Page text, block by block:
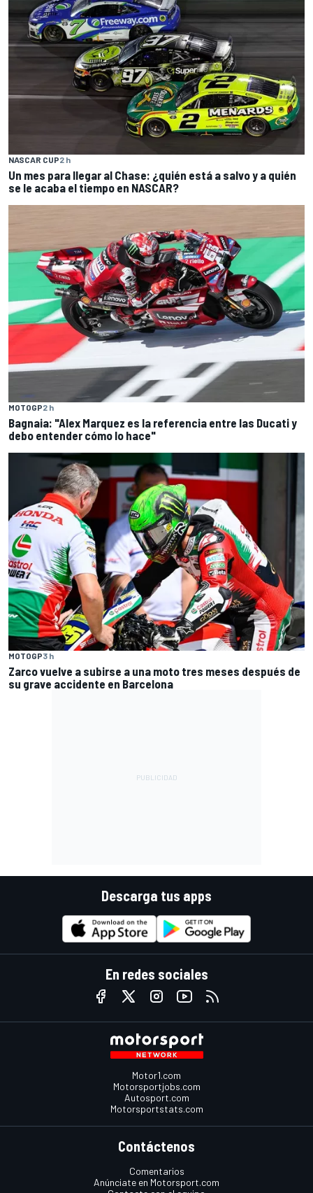
NASCAR CUP2 h
Un mes para llegar al Chase: ¿quién está a salvo y a quién
se le acaba el tiempo en NASCAR?
MOTOGP2 h
Bagnaia: "Alex Marquez es la referencia entre las Ducati y
debo entender cómo lo hace"
MOTOGP3 h
Zarco vuelve a subirse a una moto tres meses después de
su grave accidente en Barcelona
Descarga tus apps
En redes sociales
Motor1.com
Motorsportjobs.com
Autosport.com
Motorsportstats.com
Contáctenos
Comentarios
Anúnciate en Motorsport.com